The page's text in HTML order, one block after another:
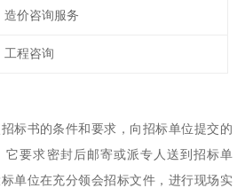
造价咨询服务
工程咨询
标书的条件和要求，向招标单位提交的
它要求密封后邮寄或派专人送到招标单
单位在充分领会招标文件，进行现场实